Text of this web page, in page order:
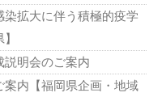
染拡大に伴う積極的疫学
説明会のご案内
案内【福岡県企画・地域